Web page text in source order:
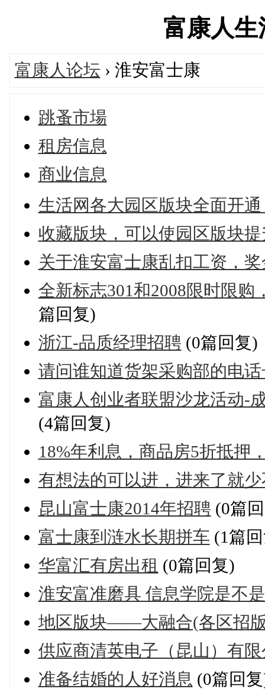
富康人
富康人论坛 › 淮安富士康
跳蚤市場
租房信息
商业信息
生活网各大园区版块全面开
收藏版块，可以使园区版块
关于淮安富士康乱扣工资，
全新标志301和2008限时限
篇回复)
浙江-品质经理招聘 (0篇回复)
请问谁知道货架采购部的电
富康人创业者联盟沙龙活动-
(4篇回复)
18%年利息，商品房5折抵押
有想法的可以进，进来了就
昆山富士康2014年招聘 (0篇
富士康到涟水长期拼车 (1篇
华富汇有房出租 (0篇回复)
淮安富准磨具 信息学院是不
地区版块——大融合(各区招
供应商清英电子（昆山）有
准备结婚的人好消息 (0篇回